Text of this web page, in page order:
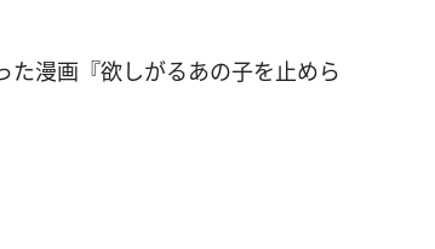
た漫画『欲しがるあの子を止めら